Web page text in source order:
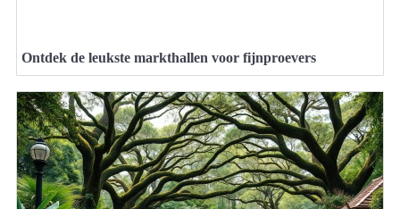
Ontdek de leukste markthallen voor fijnproevers